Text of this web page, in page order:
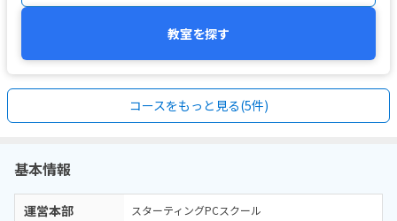
教室を探す
コースをもっと見る(5件)
基本情報
運営本部 スターティングPCスクール